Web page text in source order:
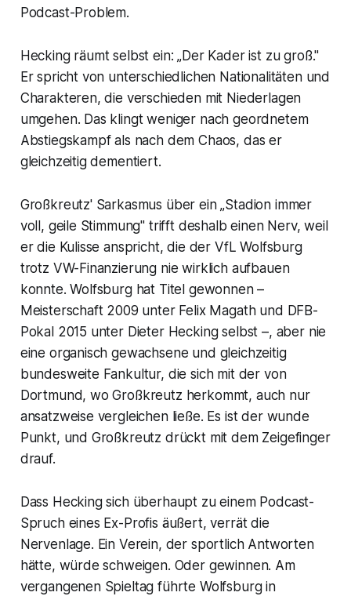
Podcast-Problem.
Hecking räumt selbst ein: „Der Kader ist zu groß."
Er spricht von unterschiedlichen Nationalitäten und
Charakteren, die verschieden mit Niederlagen
umgehen. Das klingt weniger nach geordnetem
Abstiegskampf als nach dem Chaos, das er
gleichzeitig dementiert.
Großkreutz' Sarkasmus über ein „Stadion immer
voll, geile Stimmung" trifft deshalb einen Nerv, weil
er die Kulisse anspricht, die der VfL Wolfsburg
trotz VW-Finanzierung nie wirklich aufbauen
konnte. Wolfsburg hat Titel gewonnen –
Meisterschaft 2009 unter Felix Magath und DFB-
Pokal 2015 unter Dieter Hecking selbst –, aber nie
eine organisch gewachsene und gleichzeitig
bundesweite Fankultur, die sich mit der von
Dortmund, wo Großkreutz herkommt, auch nur
ansatzweise vergleichen ließe. Es ist der wunde
Punkt, und Großkreutz drückt mit dem Zeigefinger
drauf.
Dass Hecking sich überhaupt zu einem Podcast-
Spruch eines Ex-Profis äußert, verrät die
Nervenlage. Ein Verein, der sportlich Antworten
hätte, würde schweigen. Oder gewinnen. Am
vergangenen Spieltag führte Wolfsburg in